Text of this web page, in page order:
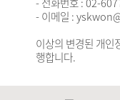
- 이메일 :
이상의 변경된 개
행합니다.